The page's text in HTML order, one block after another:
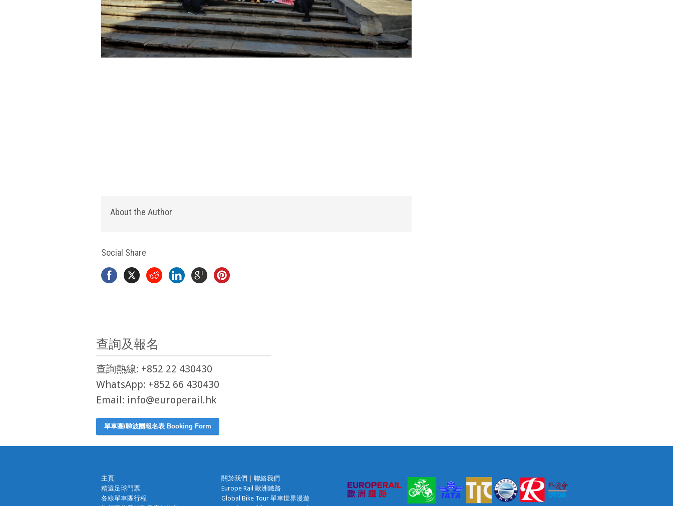
About the Author
Social Share
查詢及報名
查詢熱線: +852 22 430430
WhatsApp: +852 66 430430
Email: info@europerail.hk
單車團/睇波團報名表 Booking Form
主頁
精選足球門票
各線單車團行程
關於我們
聯絡我們
Europe Rail 歐洲鐵路
Global Bike Tour 單車世界漫遊